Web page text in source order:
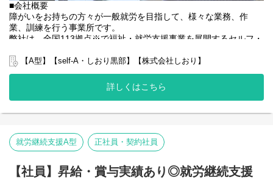
■会社概要
障がいをお持ちの方々が一般就労を目指して、様々な業務、作
業、訓練を行う事業所です。
弊社は、全国113拠点※で福祉・就労支援事業を展開するセルフ・
グループ全体で培った豊富なノウハウとネットワークを活かし、
スタッフが安心して長く働ける職場づくりに取り組んでいます。
弊社グループでは2つのパターンの事業所を全国に展開をさせて頂
【就労継続支援A型事業所】
般就労を目指すサービス。
【就労継続支援B型事業所】
般就労を目指す、または高い工賃を目指すサービス。
【A型】【self-A・しおり黒部】【株式会社しおり】
詳しくはこちら
就労継続支援A型 正社員・契約社員
【社員】昇給・賞与実績あり◎就労継続支援